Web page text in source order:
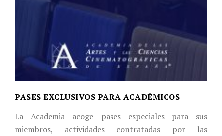
PASES EXCLUSIVOS PARA ACADÉMICOS
La Academia acoge pases especiales para sus
miembros, actividades contratadas por las